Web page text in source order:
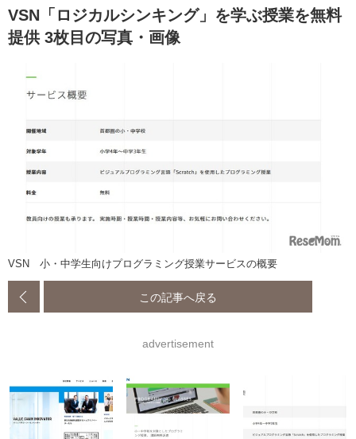
VSN「ロジカルシンキング」を学ぶ授業を無料
提供 3枚目の写真・画像
VSN 小・中学生向けプログラミング授業サービスの概要
この記事へ戻る
advertisement